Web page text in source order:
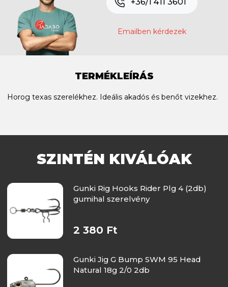
Emailben kérdezek
TERMÉKLEÍRÁS
Horog texas szerelékhez. Ideális akadós és benőt vizekhez.
SZINTÉN KIVÁLÓAK
Gunki Rig Hooks Rider Plg 4 (2db)
gumihal szerelvény
2 380 Ft
Gunki Jig G Bump SWM 95 Head
Natural 18g 2/0 2db